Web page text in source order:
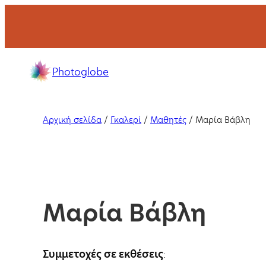
περιεχόμενο
Photoglobe
φωτογραφίας
σεμινάρια
online.
Αρχική σελίδα / Γκαλερί / Μαθητές / Μαρία Βάβλη
Μαρία Βάβλη
Συμμετοχές σε εκθέσεις: